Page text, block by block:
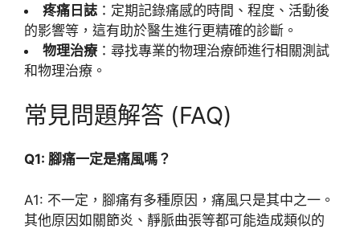
疼痛日誌 ：定期記錄痛感的時間、程度、活動後
的影響等，這有助於醫生進行更精確的診斷。
物理治療：尋找專業的物理治療師進行相關測試
和物理治療。
常見問題解答 (FAQ)
Q1: 腳痛一定是痛風嗎？
A1: 不一定，腳痛有多種原因，痛風只是其中之一。
其他原因如關節炎、靜脈曲張等都可能造成類似的